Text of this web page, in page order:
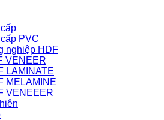
PVC
nghiệp HDF
VENEER
LAMINATE
MELAMINE
VENEEER